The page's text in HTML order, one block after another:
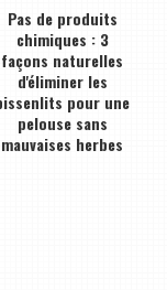
Pas de produits
chimiques : 3
façons naturelles
d'éliminer les
pour une
pelouse sans
mauvaises herbes